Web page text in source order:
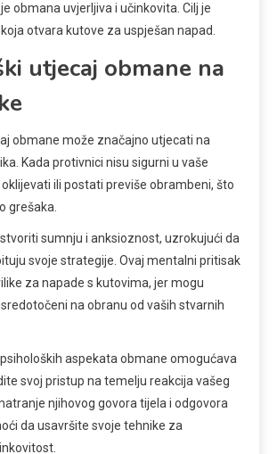
obmana uvjerljiva i učinkovita. Cilj je
otvara kutove za uspješan napad.
utjecaj obmane na
obmane može značajno utjecati na
Kada protivnici nisu sigurni u vaše
ili postati previše obrambeni, što
grešaka.
sumnju i anksioznost, uzrokujući da
svoje strategije. Ovaj mentalni pritisak
za napade s kutovima, jer mogu
na obranu od vaših stvarnih
aspekata obmane omogućava
svoj pristup na temelju reakcija vašeg
njihovog govora tijela i odgovora
da usavršite svoje tehnike za